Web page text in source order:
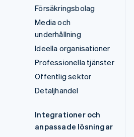
Försäkringsbolag
Media och
underhållning
Ideella organisationer
Professionella tjänster
Offentlig sektor
Detaljhandel
Integrationer och
anpassade lösningar